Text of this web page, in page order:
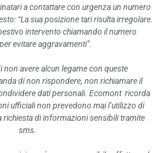
controllati
grafica
e acquisizione
a contattare con urgenza un numero
“La sua posizione tari risulta irregolare.
intervento chiamando il numero
evitare aggravamenti”.
non avere alcun legame con queste
di non rispondere, non richiamare il
dati personali. Ecomont ricorda
ufficiali non prevedono mai l’utilizzo di
richiesta di informazioni sensibili tramite
sms.